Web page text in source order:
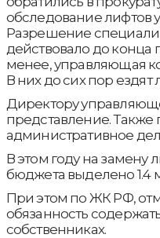
обследование
Разрешение
действовало до конца
менее, управляющая
В них до сих пор ездят
Директору
представление. Также
административное
В этом году на замену
бюджета выделено 1.4
При этом по ЖК РФ,
обязанность
собственниках.